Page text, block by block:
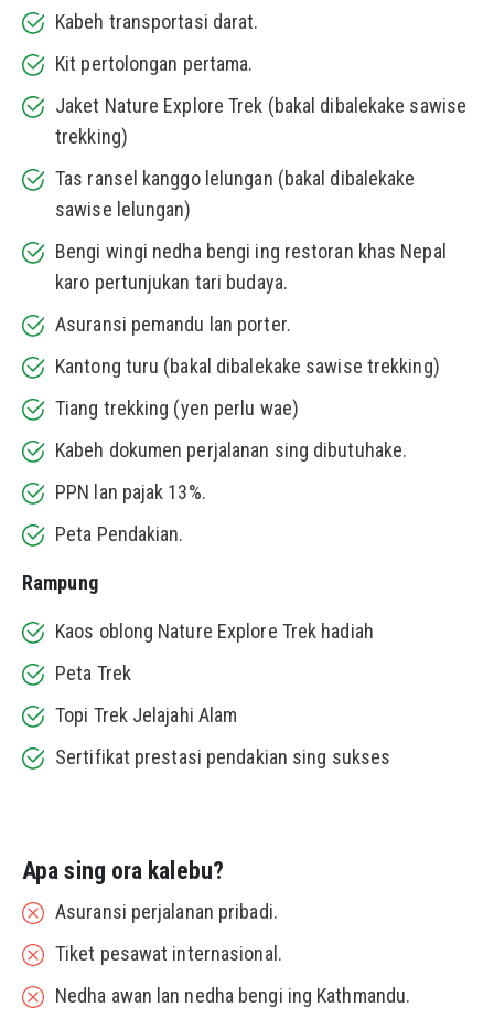
Kabeh transportasi darat.
Kit pertolongan pertama.
Jaket Nature Explore Trek (bakal dibalekake sawise
trekking)
Tas ransel kanggo lelungan (bakal dibalekake
sawise lelungan)
Bengi wingi nedha bengi ing restoran khas Nepal
karo pertunjukan tari budaya.
Asuransi pemandu lan porter.
Kantong turu (bakal dibalekake sawise trekking)
Tiang trekking (yen perlu wae)
Kabeh dokumen perjalanan sing dibutuhake.
PPN lan pajak 13%.
Peta Pendakian.
Rampung
Kaos oblong Nature Explore Trek hadiah
Peta Trek
Topi Trek Jelajahi Alam
Sertifikat prestasi pendakian sing sukses
Apa sing ora kalebu?
Asuransi perjalanan pribadi.
Tiket pesawat internasional.
Nedha awan lan nedha bengi ing Kathmandu.